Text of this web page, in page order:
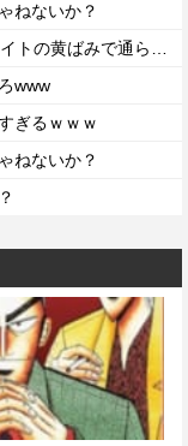
ねないか？
www
ぎるｗｗｗ
ねないか？